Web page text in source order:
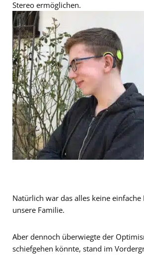
Stereo ermöglichen.
Natürlich war das alles keine
unsere Familie.
Aber dennoch überwiegte der
schiefgehen könnte, stand im